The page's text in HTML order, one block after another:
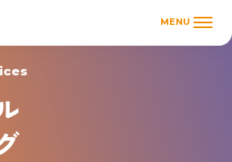
MENU